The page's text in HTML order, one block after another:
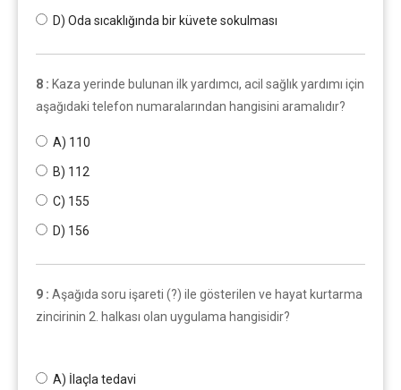
D) Oda sıcaklığında bir küvete sokulması
8 : Kaza yerinde bulunan ilk yardımcı, acil sağlık yardımı için
aşağıdaki telefon numaralarından hangisini aramalıdır?
A) 110
B) 112
C) 155
D) 156
9 : Aşağıda soru işareti (?) ile gösterilen ve hayat kurtarma
zincirinin 2. halkası olan uygulama hangisidir?
A) İlaçla tedavi